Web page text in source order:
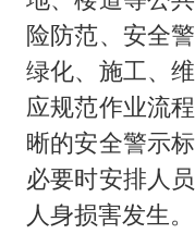
险防范、安全
绿化、施工、
应规范作业流
晰的安全警示
必要时安排人
人身损害发生。